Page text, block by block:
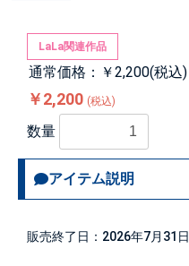
LaLa関連作品
通常価格：￥2,200(税込)
￥2,200 (税込)
数量
アイテム説明
販売終了日：2026年7月31日